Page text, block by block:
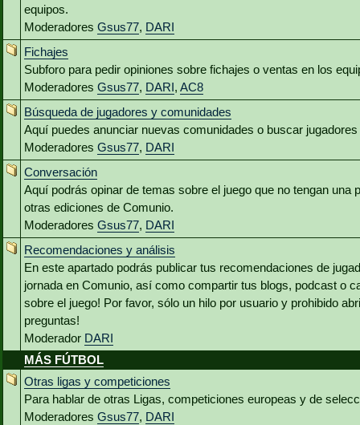
equipos.
Moderadores Gsus77, DARI
Fichajes
Subforo para pedir opiniones sobre fichajes o ventas en los
Moderadores Gsus77, DARI, AC8
Búsqueda de jugadores y comunidades
Aquí puedes anunciar nuevas comunidades o buscar
Moderadores Gsus77, DARI
Conversación
Aquí podrás opinar de temas sobre el juego que no tengan una
otras ediciones de Comunio.
Moderadores Gsus77, DARI
Recomendaciones y análisis
En este apartado podrás publicar tus recomendaciones de
jornada en Comunio, así como compartir tus blogs, podcast o
sobre el juego! Por favor, sólo un hilo por usuario y prohibido
preguntas!
Moderador DARI
MÁS FÚTBOL
Otras ligas y competiciones
Para hablar de otras Ligas, competiciones europeas y de
Moderadores Gsus77, DARI